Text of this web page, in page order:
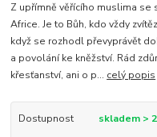
Z upřímně věřícího muslima se
Africe. Je to Bůh, kdo vždy
když se rozhodl převyprávět
a povolání ke kněžství. Rád
křesťanství, ani o p... celý popis
Dostupnost skladem >